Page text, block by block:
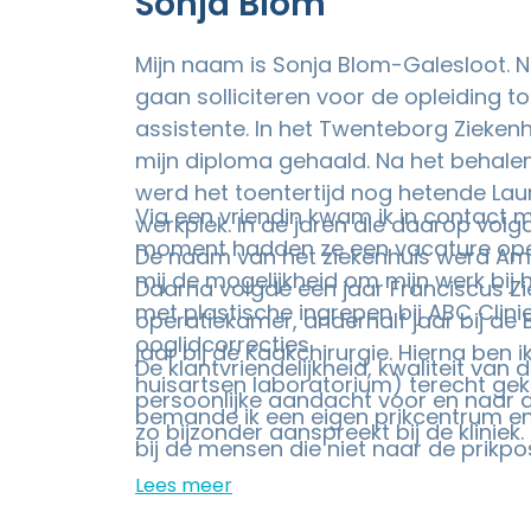
Mijn naam is Sonja Blom-Galesloot.
gaan solliciteren voor de opleiding
assistente. In het Twenteborg
mijn diploma gehaald. Na het
werd het toentertijd nog hetende
werkplek. In de jaren die daarop
De naam van het ziekenhuis werd
Daarna volgde een jaar Franciscus
operatiekamer, anderhalf jaar bij de
jaar bij de Kaakchirurgie. Hierna ben
huisartsen laboratorium) terecht
bemande ik een eigen prikcentrum
bij de mensen die niet naar de
Via een vriendin kwam ik in contact
moment hadden ze een vacature
mij de mogelijkheid om mijn werk bij
met plastische ingrepen bij ABC
ooglidcorrecties.
De klantvriendelijkheid, kwaliteit van
persoonlijke aandacht voor en naar
zo bijzonder aanspreekt bij de kliniek.